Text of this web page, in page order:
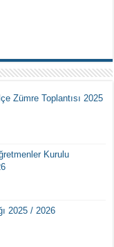
Zümre Toplantısı 2025
Kurulu
2025 / 2026